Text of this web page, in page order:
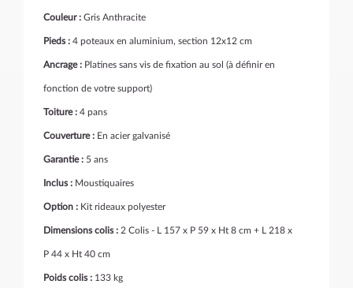
Couleur : Gris Anthracite
Pieds : 4 poteaux en aluminium, section 12x12 cm
Ancrage : Platines sans vis de fixation au sol (à définir en
fonction de votre support)
Toiture : 4 pans
Couverture : En acier galvanisé
Garantie : 5 ans
Inclus : Moustiquaires
Option : Kit rideaux polyester
Dimensions colis : 2 Colis - L 157 x P 59 x Ht 8 cm + L 218 x
P 44 x Ht 40 cm
Poids colis : 133 kg